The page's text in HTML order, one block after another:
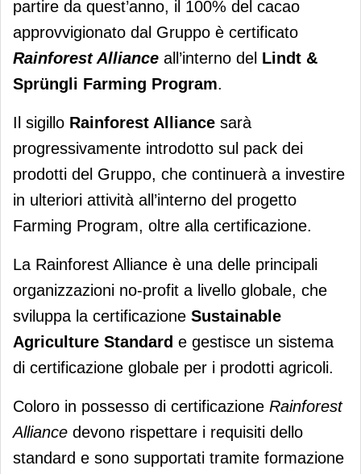
partire da quest’anno, il 100% del cacao
approvvigionato dal Gruppo è certificato
Rainforest Alliance all’interno del Lindt &
Sprüngli Farming Program.
Il sigillo Rainforest Alliance sarà
progressivamente introdotto sul pack dei
prodotti del Gruppo, che continuerà a investire
in ulteriori attività all’interno del progetto
Farming Program, oltre alla certificazione.
La Rainforest Alliance è una delle principali
organizzazioni no-profit a livello globale, che
sviluppa la certificazione Sustainable
Agriculture Standard e gestisce un sistema
di certificazione globale per i prodotti agricoli.
Coloro in possesso di certificazione Rainforest
Alliance devono rispettare i requisiti dello
standard e sono supportati tramite formazione